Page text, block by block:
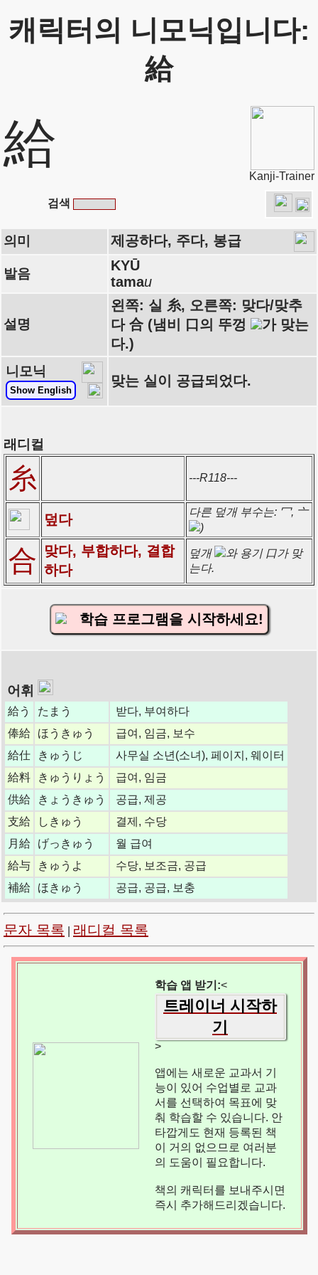
캐릭터의 니모닉입니다:
給
給
Kanji-Trainer
검색
의미 제공하다, 주다, 봉급
발음
KYŪ
tamau
설명
왼쪽: 실 糸, 오른쪽: 맞다/맞추
다 合 (냄비 口의 뚜껑
가 맞는
다.)
니모닉
Show English
맞는 실이 공급되었다.
래디컬
糸 ---R118---
덮다
다른 덮개 부수는: 冖, 亠
)
合
맞다, 부합하다, 결합
하다
덮개
와 용기 口가 맞
는다.
학습 프로그램을 시작하세요!
어휘
給う たまう
받다, 부여하다
俸給
ほうきゅう
급여, 임금, 보수
給仕
きゅうじ
사무실 소년(소녀), 페이지, 웨이터
給料
きゅうりょう
급여, 임금
供給
きょうきゅう
공급, 제공
支給
しきゅう
결제, 수당
月給
げっきゅう
월 급여
給与
きゅうよ
수당, 보조금, 공급
補給
ほきゅう 공급, 공급, 보충
문자 목록 래디컬 목록
학습 앱 받기:<
트레이너 시작하
기
>
앱에는 새로운 교과서 기
능이 있어 수업별로 교과
서를 선택하여 목표에 맞
춰 학습할 수 있습니다. 안
타깝게도 현재 등록된 책
이 거의 없으므로 여러분
의 도움이 필요합니다.
책의 캐릭터를 보내주시면
즉시 추가해드리겠습니다.